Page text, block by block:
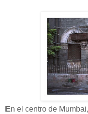
En el centro de